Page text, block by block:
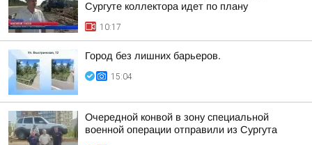
Сургуте коллектора идет по плану
10:17
Город без лишних барьеров.
15:04
Очередной конвой в зону специальной
военной операции отправили из Сургута